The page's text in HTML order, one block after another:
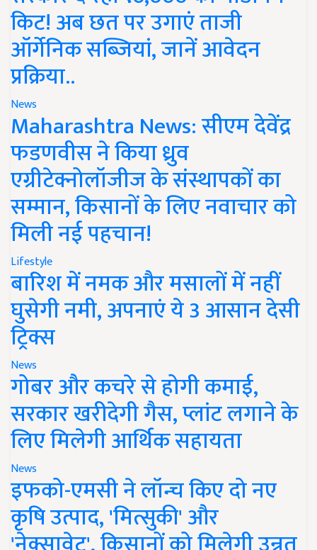
किट! अब छत पर उगाएं ताजी
ऑर्गेनिक सब्जियां, जानें आवेदन
प्रक्रिया..
News
Maharashtra News: सीएम देवेंद्र
फडणवीस ने किया ध्रुव
एग्रीटेक्नोलॉजीज के संस्थापकों का
सम्मान, किसानों के लिए नवाचार को
मिली नई पहचान!
Lifestyle
बारिश में नमक और मसालों में नहीं
घुसेगी नमी, अपनाएं ये 3 आसान देसी
ट्रिक्स
News
गोबर और कचरे से होगी कमाई,
सरकार खरीदेगी गैस, प्लांट लगाने के
लिए मिलेगी आर्थिक सहायता
News
इफको-एमसी ने लॉन्च किए दो नए
कृषि उत्पाद, 'मित्सुकी' और